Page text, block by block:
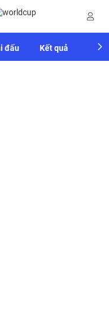
đấu Kết quả